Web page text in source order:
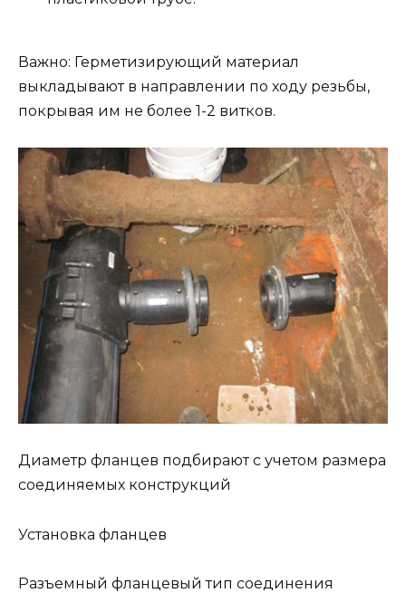
Важно: Герметизирующий материал
выкладывают в направлении по ходу резьбы,
покрывая им не более 1-2 витков.
Диаметр фланцев подбирают с учетом размера
соединяемых конструкций
Установка фланцев
Разъемный фланцевый тип соединения